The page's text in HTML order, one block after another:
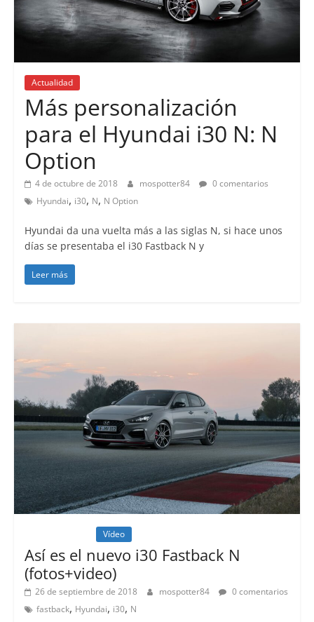
Actualidad
Más personalización
para el Hyundai i30 N: N
Option
4 de octubre de 2018 mospotter84
0 comentarios
Hyundai, i30, N, N Option
Hyundai da una vuelta más a las siglas N, si hace unos
días se presentaba el i30 Fastback N y
Leer más
Vídeo
Así es el nuevo i30 Fastback N
(fotos+video)
26 de septiembre de 2018 mospotter84
0 comentarios
fastback, Hyundai, i30, N